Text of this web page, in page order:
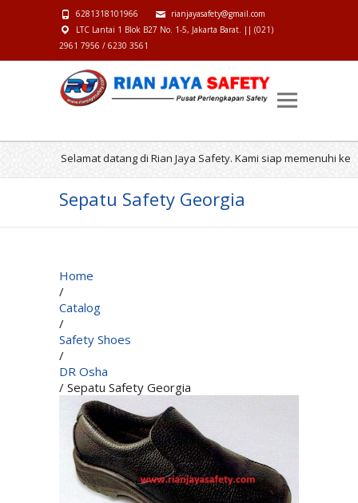
6281318101966
rianjayasafety@gmail.com
LTC Lantai 1 Blok B27 No. 1-5, Jakarta Barat. || (021)
2961 7956 / 6230 3561
Selamat datang di Rian Jaya Safety. Kami siap memenuhi
Sepatu Safety Georgia
Home
/
Catalog
/
Safety Shoes
/
DR Osha
/ Sepatu Safety Georgia